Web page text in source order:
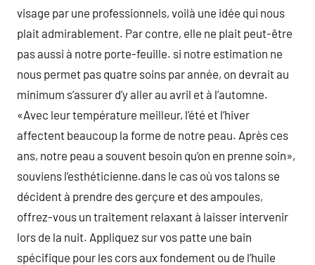
visage par une professionnels, voilà une idée qui nous
plait admirablement. Par contre, elle ne plait peut-être
pas aussi à notre porte-feuille. si notre estimation ne
nous permet pas quatre soins par année, on devrait au
minimum s’assurer d’y aller au avril et à l’automne.
«Avec leur température meilleur, l’été et l’hiver
affectent beaucoup la forme de notre peau. Après ces
ans, notre peau a souvent besoin qu’on en prenne soin»,
souviens l’esthéticienne.dans le cas où vos talons se
décident à prendre des gerçure et des ampoules,
offrez-vous un traitement relaxant à laisser intervenir
lors de la nuit. Appliquez sur vos patte une bain
spécifique pour les cors aux fondement ou de l’huile